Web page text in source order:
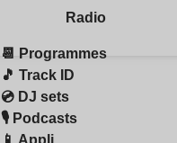
Radio
📆 Programmes
🎵 Track ID
💿 DJ sets
🎙️ Podcasts
📱 Appli